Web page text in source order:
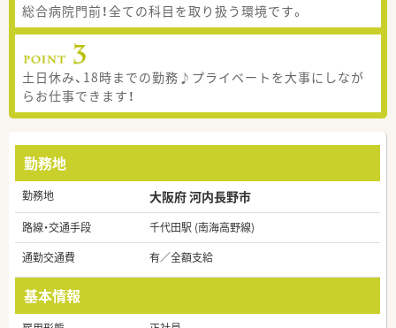
総合病院門前！全ての科目を取り扱う環境です。
土日休み、18時までの勤務♪プライベートを大事にしなが
らお仕事できます！
勤務地
勤務地 大阪府 河内長野市
路線・交通手段
千代田駅 (南海高野線)
通勤交通費
有／全額支給
基本情報